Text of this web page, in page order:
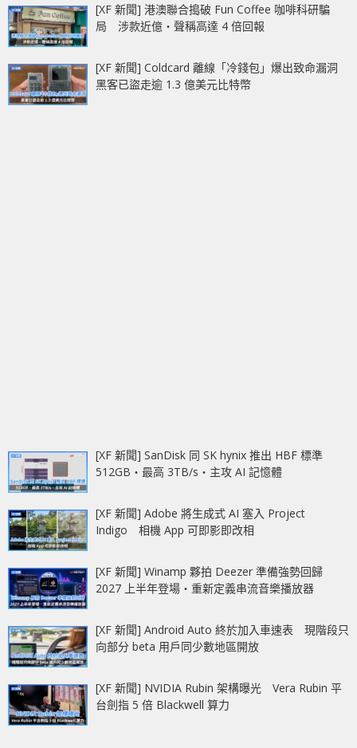
[XF 新聞] 港澳聯合搗破 Fun Coffee 咖啡科研騙
局 涉款近億‧聲稱高達 4 倍回報
[XF 新聞] Coldcard 離線「冷錢包」爆出致命漏洞
黑客已盜走逾 1.3 億美元比特幣
[XF 新聞] SanDisk 同 SK hynix 推出 HBF 標準
512GB‧最高 3TB/s‧主攻 AI 記憶體
[XF 新聞] Adobe 將生成式 AI 塞入 Project
Indigo 相機 App 可即影即改相
[XF 新聞] Winamp 夥拍 Deezer 準備強勢回歸
2027 上半年登場‧重新定義串流音樂播放器
[XF 新聞] Android Auto 終於加入車速表 現階段只
向部分 beta 用戶同少數地區開放
[XF 新聞] NVIDIA Rubin 架構曝光 Vera Rubin 平
台劍指 5 倍 Blackwell 算力